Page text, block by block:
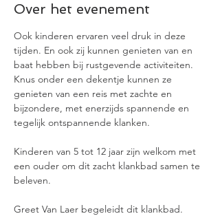
Over het evenement
Ook kinderen ervaren veel druk in deze
tijden. En ook zij kunnen genieten van en
baat hebben bij rustgevende activiteiten.
Knus onder een dekentje kunnen ze
genieten van een reis met zachte en
bijzondere, met enerzijds spannende en
tegelijk ontspannende klanken.
Kinderen van 5 tot 12 jaar zijn welkom met
een ouder om dit zacht klankbad samen te
beleven.
Greet Van Laer begeleidt dit klankbad.